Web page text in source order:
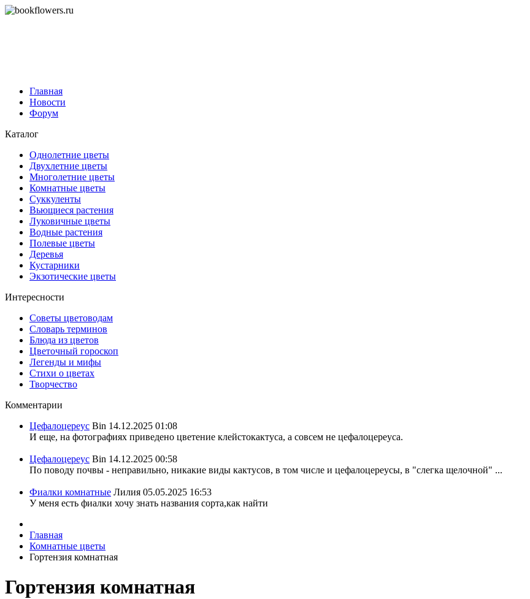
Главная
Новости
Форум
Каталог
Однолетние цветы
Двухлетние цветы
Многолетние цветы
Комнатные цветы
Суккуленты
Вьющиеся растения
Луковичные цветы
Водные растения
Полевые цветы
Деревья
Кустарники
Экзотические цветы
Интересности
Советы цветоводам
Словарь терминов
Блюда из цветов
Цветочный гороскоп
Легенды и мифы
Стихи о цветах
Творчество
Комментарии
Цефалоцереус Bin 14.12.2025 01:08
И еще, на фотографиях приведено цветение клейстокактуса, а совсем не цефалоцереуса.
Цефалоцереус Bin 14.12.2025 00:58
По поводу почвы - неправильно, никакие виды кактусов, в том числе и цефалоцереусы, в "слегка щелочной" ...
Фиалки комнатные Лилия 05.05.2025 16:53
У меня есть фиалки хочу знать названия сорта,как найти
Главная
Комнатные цветы
Гортензия комнатная
Гортензия комнатная